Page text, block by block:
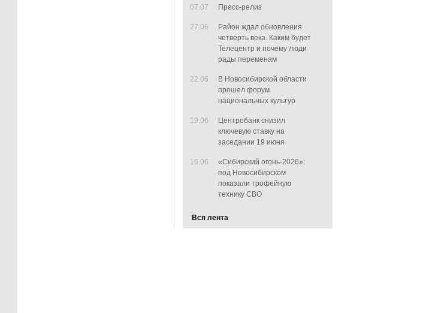
07.07 Пресс-релиз
27.06
Район ждал обновления
четверть века. Каким будет
Телецентр и почему люди
рады переменам
22.06
В Новосибирской области
прошел форум
национальных культур
19.06
Центробанк снизил
ключевую ставку на
заседании 19 июня
16.06
«Сибирский огонь-2026»:
под Новосибирском
показали трофейную
технику СВО
Вся лента